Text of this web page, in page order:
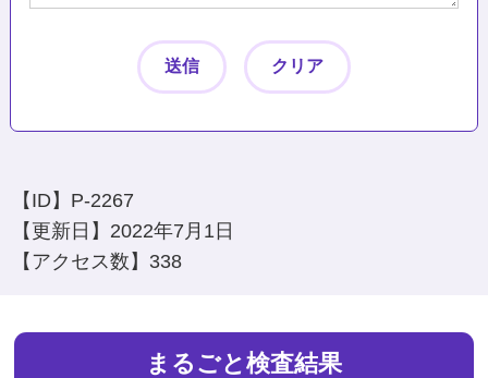
【ID】 P-2267
【更新日】 2022年7月1日
【アクセス数】 338
まるごと検査結果